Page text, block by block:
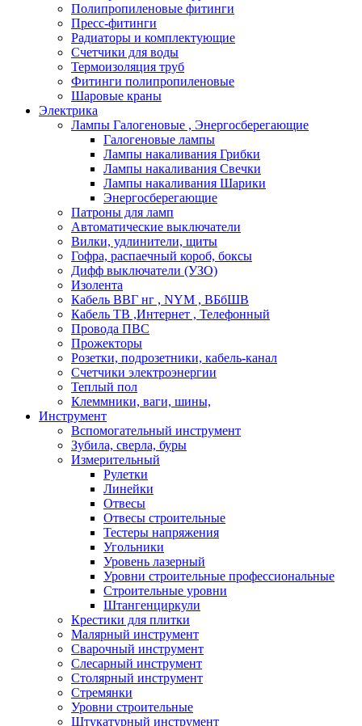
Полипропиленовые фитинги
Пресс-фитинги
Радиаторы и комплектующие
Счетчики для воды
Термоизоляция труб
Фитинги полипропиленовые
Шаровые краны
Электрика
Лампы Галогеновые , Энергосберегающие
Галогеновые лампы
Лампы накаливания Грибки
Лампы накаливания Свечки
Лампы накаливания Шарики
Энергосберегающие
Патроны для ламп
Автоматические выключатели
Вилки, удлинители, щиты
Гофра, распаечный короб, боксы
Дифф выключатели (УЗО)
Изолента
Кабель ВВГ нг , NYM , ВБбШВ
Кабель ТВ ,Интернет , Телефонный
Провода ПВС
Прожекторы
Розетки, подрозетники, кабель-канал
Счетчики электроэнергии
Теплый пол
Клеммники, ваги, шины,
Инструмент
Вспомогательный инструмент
Зубила, сверла, буры
Измерительный
Рулетки
Линейки
Отвесы
Отвесы строительные
Тестеры напряжения
Угольники
Уровень лазерный
Уровни строительные профессиональные
Строительные уровни
Штангенциркули
Крестики для плитки
Малярный инструмент
Сварочный инструмент
Слесарный инструмент
Столярный инструмент
Стремянки
Уровни строительные
Штукатурный инструмент